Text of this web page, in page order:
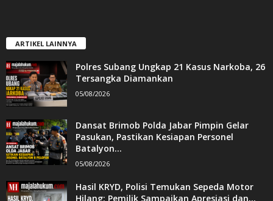
ARTIKEL LAINNYA
Polres Subang Ungkap 21 Kasus Narkoba, 26
Tersangka Diamankan
05/08/2026
Dansat Brimob Polda Jabar Pimpin Gelar
Pasukan, Pastikan Kesiapan Personel
Batalyon...
05/08/2026
Hasil KRYD, Polisi Temukan Sepeda Motor
Hilang; Pemilik Sampaikan Apresiasi dan...